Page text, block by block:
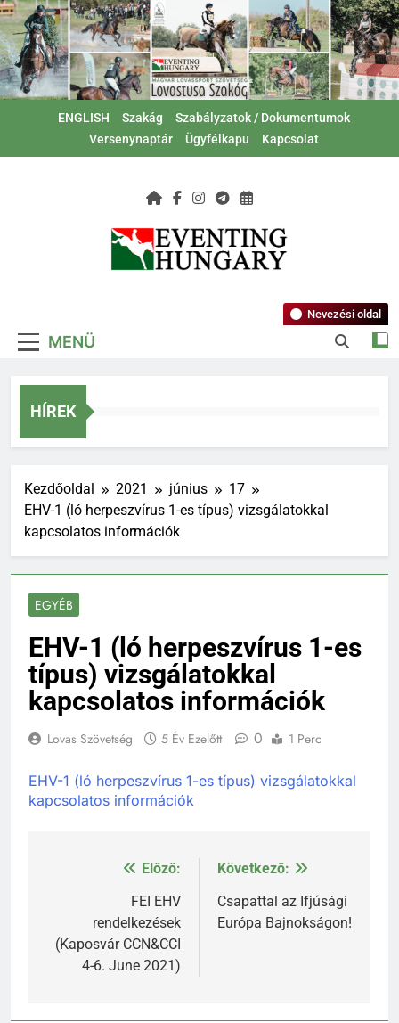
Ugrás
a
tartalomra
ENGLISH Szakág
Szabályzatok / Dokumentumok
Versenynaptár
Ügyfélkapu Kapcsolat
Magyar Lovas
Szövetség –
MENÜ
Nevezési oldal
HÍREK
Kezdőoldal 2021 június
17
EHV-1 (ló herpeszvírus 1-es típus) vizsgálatokkal
kapcsolatos információk
EGYÉB
EHV-1 (ló herpeszvírus 1-es
típus) vizsgálatokkal
kapcsolatos információk
Lovas Szövetség 5 Év Ezelőtt 0 1 Perc
EHV-1 (ló herpeszvírus 1-es típus) vizsgálatokkal
kapcsolatos információk
Bejegyzés
navigáció
Előző:
FEI EHV
rendelkezések
(Kaposvár CCN&CCI
4-6. June 2021)
Következő:
Csapattal az Ifjúsági
Európa Bajnokságon!